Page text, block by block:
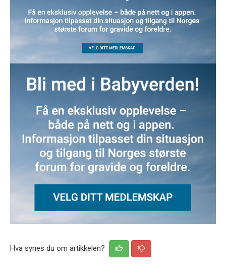
Hva synes du om artikkelen?